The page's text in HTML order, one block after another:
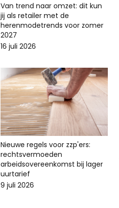
Van trend naar omzet: dit kun
jij als retailer met de
herenmodetrends voor zomer
2027
16 juli 2026
Nieuwe regels voor zzp'ers:
rechtsvermoeden
arbeidsovereenkomst bij lager
uurtarief
9 juli 2026